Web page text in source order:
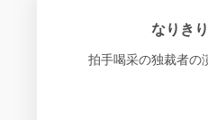
なりき
拍手喝采の独裁者の